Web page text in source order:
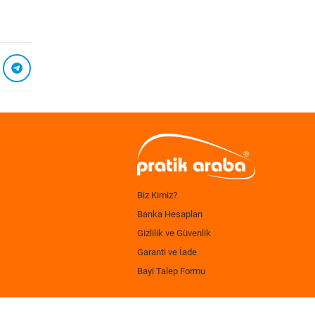
Biz Kimiz?
Banka Hesapları
Gizlilik ve Güvenlik
Garanti ve İade
Bayi Talep Formu